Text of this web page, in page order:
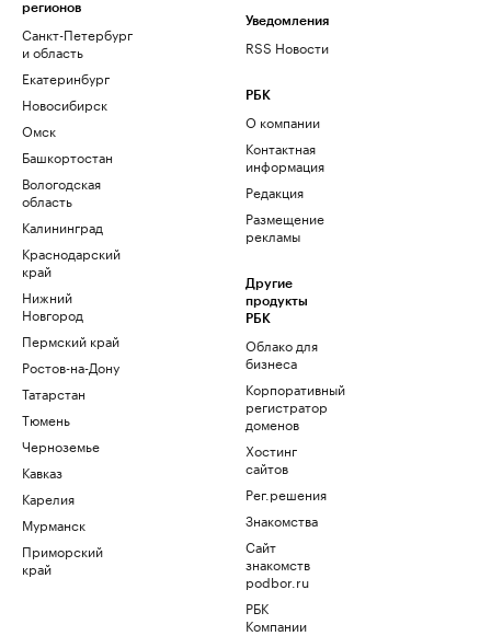
регионов
Санкт-Петербург
и область
Екатеринбург
Новосибирск
Омск
Башкортостан
Вологодская
область
Калининград
Краснодарский
край
Нижний
Новгород
Пермский край
Ростов-на-Дону
Татарстан
Тюмень
Черноземье
Кавказ
Карелия
Мурманск
Приморский
край
Уведомления
RSS Новости
РБК
О компании
Контактная
информация
Редакция
Размещение
рекламы
Другие
продукты
РБК
Облако для
бизнеса
Корпоративный
регистратор
доменов
Хостинг
сайтов
Рег.решения
Знакомства
Сайт
знакомств
podbor.ru
РБК
Компании